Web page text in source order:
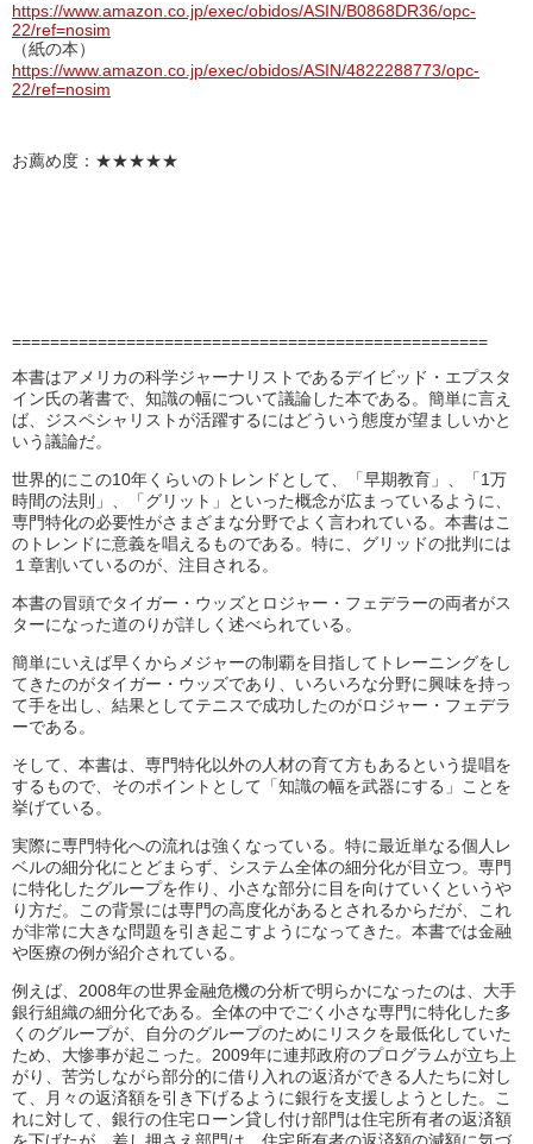
https://www.amazon.co.jp/exec/obidos/ASIN/B0868DR36/opc-
22/ref=nosim
（紙の本）
https://www.amazon.co.jp/exec/obidos/ASIN/4822288773/opc-
22/ref=nosim
お薦め度：★★★★★
==================================================
本書はアメリカの科学ジャーナリストであるデイビッド・エプスタ
イン氏の著書で、知識の幅について議論した本である。簡単に言え
ば、ジスペシャリストが活躍するにはどういう態度が望ましいかと
いう議論だ。
世界的にこの10年くらいのトレンドとして、「早期教育」、「1万
時間の法則」、「グリット」といった概念が広まっているように、
専門特化の必要性がさまざまな分野でよく言われている。本書はこ
のトレンドに意義を唱えるものである。特に、グリッドの批判には
１章割いているのが、注目される。
本書の冒頭でタイガー・ウッズとロジャー・フェデラーの両者がス
ターになった道のりが詳しく述べられている。
簡単にいえば早くからメジャーの制覇を目指してトレーニングをし
てきたのがタイガー・ウッズであり、いろいろな分野に興味を持っ
て手を出し、結果としてテニスで成功したのがロジャー・フェデラ
ーである。
そして、本書は、専門特化以外の人材の育て方もあるという提唱を
するもので、そのポイントとして「知識の幅を武器にする」ことを
挙げている。
実際に専門特化への流れは強くなっている。特に最近単なる個人レ
ベルの細分化にとどまらず、システム全体の細分化が目立つ。専門
に特化したグループを作り、小さな部分に目を向けていくというや
り方だ。この背景には専門の高度化があるとされるからだが、これ
が非常に大きな問題を引き起こすようになってきた。本書では金融
や医療の例が紹介されている。
例えば、2008年の世界金融危機の分析で明らかになったのは、大手
銀行組織の細分化である。全体の中でごく小さな専門に特化した多
くのグループが、自分のグループのためにリスクを最低化していた
ため、大惨事が起こった。2009年に連邦政府のプログラムが立ち上
がり、苦労しながら部分的に借り入れの返済ができる人たちに対し
て、月々の返済額を引き下げるように銀行を支援しようとした。こ
れに対して、銀行の住宅ローン貸し付け部門は住宅所有者の返済額